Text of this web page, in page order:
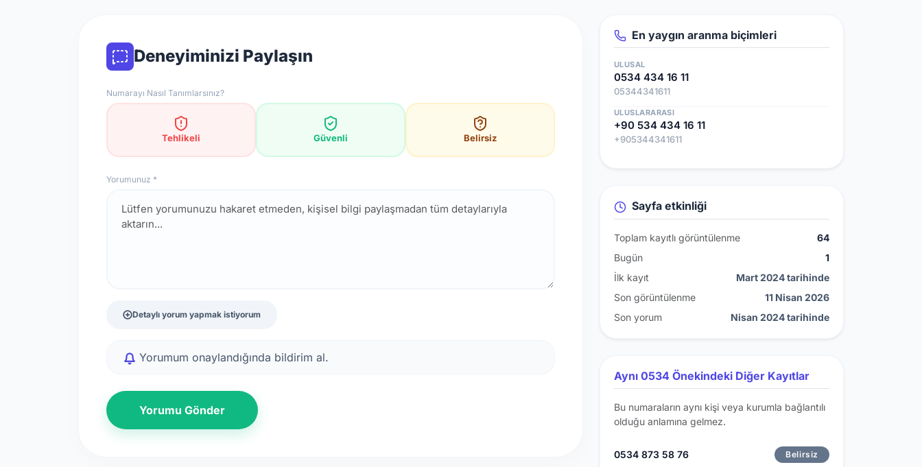
Deneyiminizi Paylaşın
Numarayı Nasıl Tanımlarsınız?
Tehlikeli Güvenli Belirsiz
Yorumunuz *
Detaylı yorum yapmak istiyorum
Yorumum onaylandığında bildirim al.
Yorumu Gönder
En yaygın aranma biçimleri
ULUSAL
0534 434 16 11
05344341611
ULUSLARARASI
+90 534 434 16 11
+905344341611
Sayfa etkinliği
Toplam kayıtlı görüntülenme
64
Bugün
1
İlk kayıt
Mart 2024 tarihinde
Son görüntülenme
11 Nisan 2026
Son yorum
Nisan 2024 tarihinde
Aynı 0534 Önekindeki Diğer Kayıtlar
Bu numaraların aynı kişi veya kurumla bağlantılı
olduğu anlamına gelmez.
0534 873 58 76 Belirsiz